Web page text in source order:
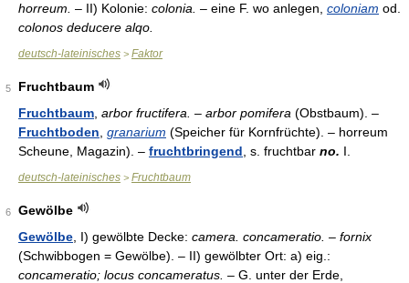
horreum. – II) Kolonie: colonia. – eine F. wo anlegen, coloniam od.
colonos deducere alqo.
deutsch-lateinisches > Faktor
5
Fruchtbaum
Fruchtbaum arbor fructifera. – arbor pomifera (Obstbaum). –
Fruchtboden granarium (Speicher für Kornfrüchte). – horreum
Scheune, Magazin). – fruchtbringend , s. fruchtbar no. I.
deutsch-lateinisches > Fruchtbaum
6
Gewölbe
Gewölbe , I) gewölbte Decke: camera. concameratio. – fornix
(Schwibbogen = Gewölbe). – II) gewölbter Ort: a) eig.:
concameratio; locus concameratus. – G. unter der Erde,